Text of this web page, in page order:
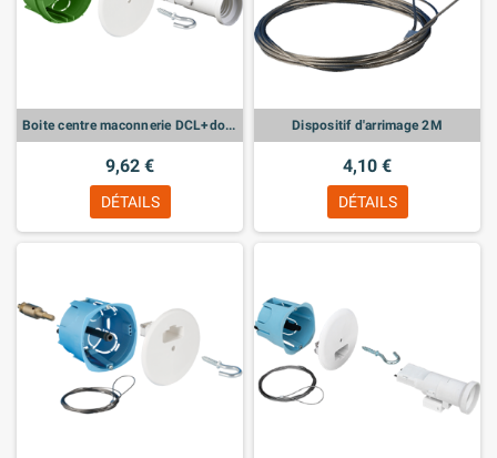
Boite centre maconnerie DCL+douille
9,62 €
DÉTAILS
Dispositif d'arrimage 2M
4,10 €
DÉTAILS